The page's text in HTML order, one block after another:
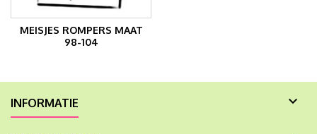
MEISJES ROMPERS MAAT
98-104
INFORMATIE 